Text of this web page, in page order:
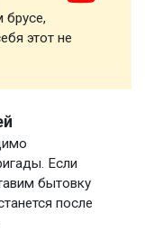
брусе,
этот не
Если
бытовку
после